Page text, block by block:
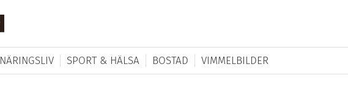
NÄRINGSLIV SPORT & HÄLSA BOSTAD VIMMELBILDER